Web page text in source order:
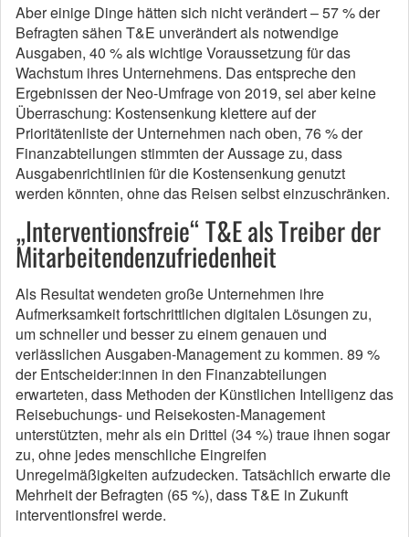
Aber einige Dinge hätten sich nicht verändert – 57 % der
Befragten sähen T&E unverändert als notwendige
Ausgaben, 40 % als wichtige Voraussetzung für das
Wachstum ihres Unternehmens. Das entspreche den
Ergebnissen der Neo-Umfrage von 2019, sei aber keine
Überraschung: Kostensenkung klettere auf der
Prioritätenliste der Unternehmen nach oben, 76 % der
Finanzabteilungen stimmten der Aussage zu, dass
Ausgabenrichtlinien für die Kostensenkung genutzt
werden könnten, ohne das Reisen selbst einzuschränken.
„Interventionsfreie“ T&E als Treiber der
Mitarbeitendenzufriedenheit
Als Resultat wendeten große Unternehmen ihre
Aufmerksamkeit fortschrittlichen digitalen Lösungen zu,
um schneller und besser zu einem genauen und
verlässlichen Ausgaben-Management zu kommen. 89 %
der Entscheider:innen in den Finanzabteilungen
erwarteten, dass Methoden der Künstlichen Intelligenz das
Reisebuchungs- und Reisekosten-Management
unterstützten, mehr als ein Drittel (34 %) traue ihnen sogar
zu, ohne jedes menschliche Eingreifen
Unregelmäßigkeiten aufzudecken. Tatsächlich erwarte die
Mehrheit der Befragten (65 %), dass T&E in Zukunft
interventionsfrei werde.